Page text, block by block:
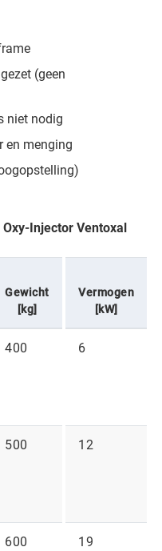
(geen
niet nodig
en menging
Injector Ventoxal
Gewicht
[kg]
Vermogen
[kW]
400 6
500 12
600 19